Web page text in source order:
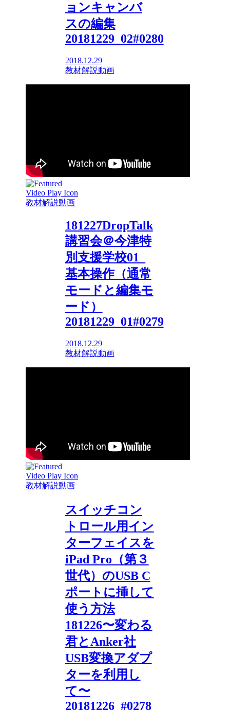
ョンキャンバ
スの編集
20181229_02#0280
2018.12.29
教材解説動画
教材解説動画
181227DropTalk
講習会＠今津特
別支援学校01_
基本操作（通常
モードと編集モ
ード）
20181229_01#0279
2018.12.29
教材解説動画
教材解説動画
スイッチコン
トロール用イン
ターフェイスを
iPad Pro（第３
世代）のUSB C
ポートに挿して
使う方法
181226〜変わる
君とAnker社
USB変換アダプ
ターを利用し
て〜
20181226_#0278